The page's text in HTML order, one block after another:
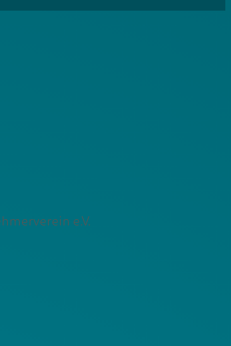
e.V.